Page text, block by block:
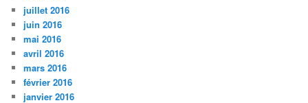
juillet 2016
juin 2016
mai 2016
avril 2016
mars 2016
février 2016
janvier 2016